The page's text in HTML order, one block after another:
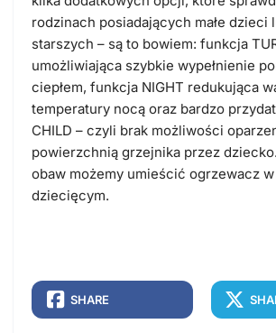
rodzinach posiadających małe dzieci
starszych – są to bowiem: funkcja
umożliwiająca szybkie wypełnienie
ciepłem, funkcja NIGHT redukująca
temperatury nocą oraz bardzo
CHILD – czyli brak możliwości
powierzchnią grzejnika przez
obaw możemy umieścić ogrzewacz
dziecięcym.
SHARE